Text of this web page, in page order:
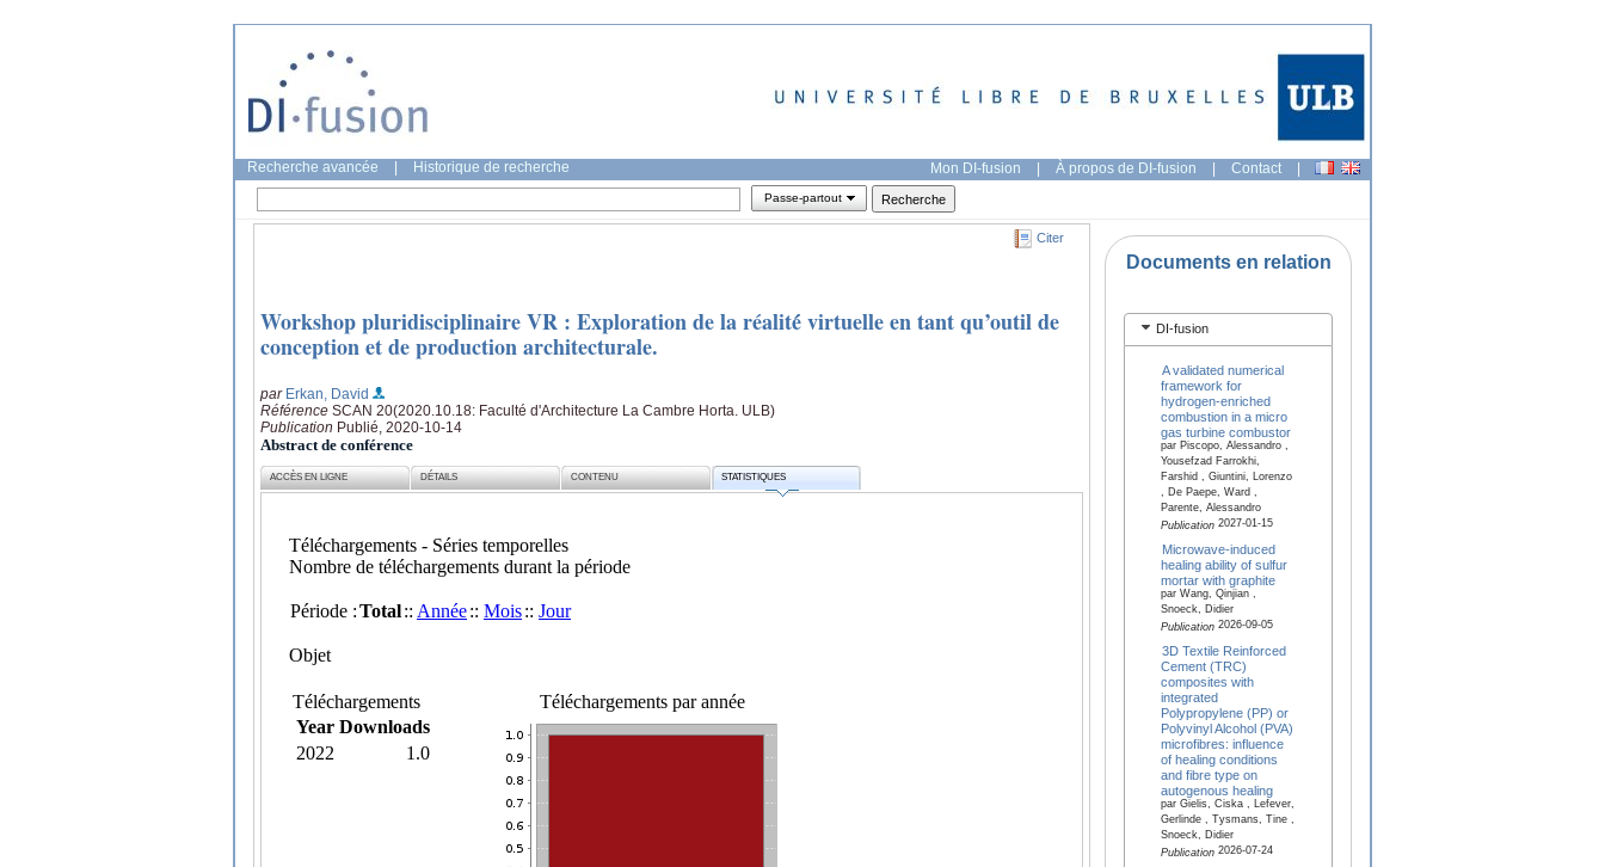
Recherche avancée Historique de recherche Mon DI-fusion | À propos de DI-fusion | Contact |
Passe-partout
Citer
Workshop pluridisciplinaire VR : Exploration de la réalité́ virtuelle en tant qu’outil de
conception et de production architecturale.
par Erkan, David
Référence SCAN 20(2020.10.18: Faculté d'Architecture La Cambre Horta. ULB)
Publication Publié, 2020-10-14
Abstract de conférence
ACCÈS EN LIGNE DÉTAILS CONTENU STATISTIQUES
Documents en relation
DI-fusion
A validated numerical
framework for
hydrogen-enriched
combustion in a micro
gas turbine combustor
par Piscopo, Alessandro ,
Yousefzad Farrokhi,
Farshid , Giuntini, Lorenzo
, De Paepe, Ward ,
Parente, Alessandro
Publication2027-01-15
Microwave-induced
healing ability of sulfur
mortar with graphite
par Wang, Qinjian ,
Snoeck, Didier
Publication2026-09-05
3D Textile Reinforced
Cement (TRC)
composites with
integrated
Polypropylene (PP) or
Polyvinyl Alcohol (PVA)
microfibres: influence
of healing conditions
and fibre type on
autogenous healing
par Gielis, Ciska , Lefever,
Gerlinde , Tysmans, Tine ,
Snoeck, Didier
Publication2026-07-24